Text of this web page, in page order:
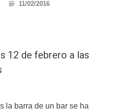
11/02/2016
12 de febrero a las
la barra de un bar se ha